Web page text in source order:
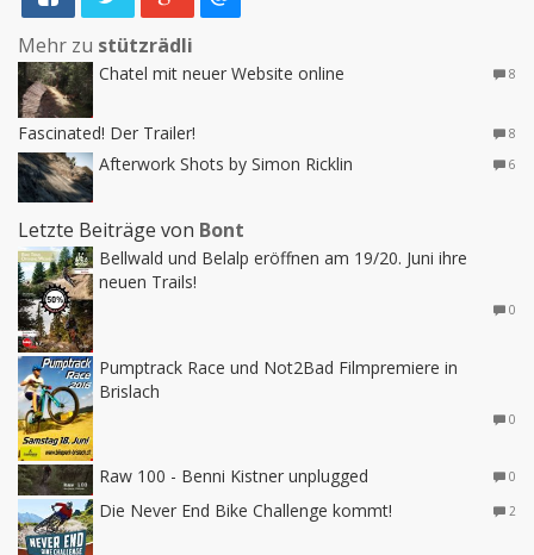
Mehr zu stützrädli
Chatel mit neuer Website online 8
Fascinated! Der Trailer! 8
Afterwork Shots by Simon Ricklin 6
Letzte Beiträge von Bont
Bellwald und Belalp eröffnen am 19/20. Juni ihre
neuen Trails!
0
Pumptrack Race und Not2Bad Filmpremiere in
Brislach
0
Raw 100 - Benni Kistner unplugged 0
Die Never End Bike Challenge kommt! 2